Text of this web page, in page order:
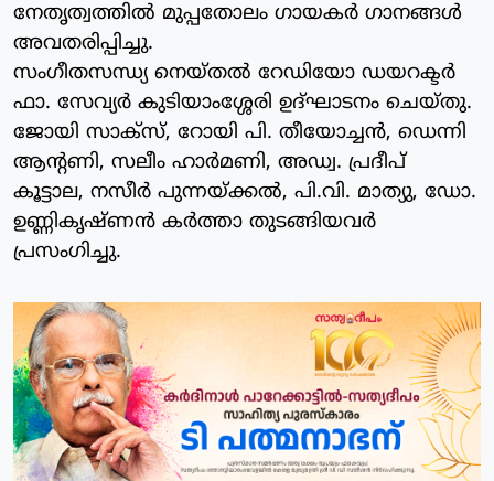
നേതൃത്വത്തില്‍ മുപ്പതോലം ഗായകര്‍ ഗാനങ്ങള്‍
അവതരിപ്പിച്ചു.
സംഗീതസന്ധ്യ നെയ്തല്‍ റേഡിയോ ഡയറക്ടര്‍
ഫാ. സേവ്യര്‍ കുടിയാംശ്ശേരി ഉദ്ഘാടനം ചെയ്തു.
ജോയി സാക്‌സ്, റോയി പി. തീയോച്ചന്‍, ഡെന്നി
ആന്റണി, സലീം ഹാര്‍മണി, അഡ്വ. പ്രദീപ്
കൂട്ടാല, നസീര്‍ പുന്നയ്ക്കല്‍, പി.വി. മാത്യു, ഡോ.
ഉണ്ണികൃഷ്ണന്‍ കര്‍ത്താ തുടങ്ങിയവര്‍
പ്രസംഗിച്ചു.